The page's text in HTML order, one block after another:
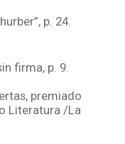
p. 24.
firma, p. 9.
premiado
Literatura /La